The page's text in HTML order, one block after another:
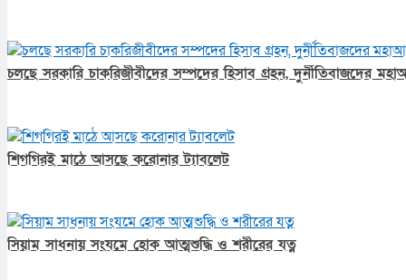
চলছে সরকারি চাকরিজীবীদের সম্পদের হিসাব গ্রহন, দুর্নীতিবাজদের
শিগগিরই মাঠে আসছে করোনার ট্যাবলেট
সিয়াম সাধনায় সংযমে হোক আত্মশুদ্ধি ও শরীরের যত্ন